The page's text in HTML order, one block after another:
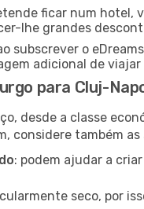
ficar num hotel,
lhe grandes
subscrever o
adicional de
para Cluj-
desde a classe
considere também
: podem ajudar a
seco, por